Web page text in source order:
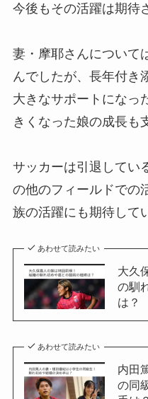
今後もその活躍は期待
妻・摩耶さんについて
んでしたが、長年付き
大きなサポートになっ
きくなった娘の成長も
サッカーは引退してい
の他のフィールドでの
族の活躍にも期待して
あわせて読みたい
大久
の馴
は？
あわせて読みたい
内田
の同